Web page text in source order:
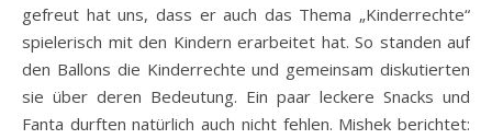
gefreut hat uns, dass er auch das Thema „Kinderrechte“
spielerisch mit den Kindern erarbeitet hat. So standen auf
den Ballons die Kinderrechte und gemeinsam diskutierten
sie über deren Bedeutung. Ein paar leckere Snacks und
Fanta durften natürlich auch nicht fehlen. Mishek berichtet: